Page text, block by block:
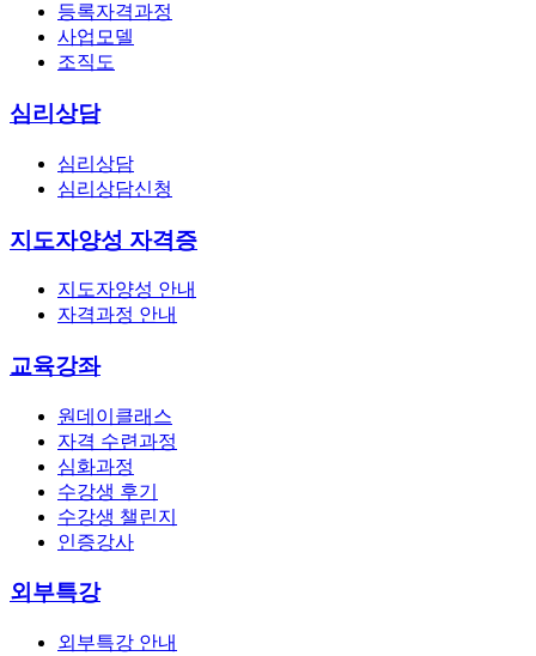
등록자격과정
사업모델
조직도
심리상담
심리상담
심리상담신청
지도자양성 자격증
지도자양성 안내
자격과정 안내
교육강좌
원데이클래스
자격 수련과정
심화과정
수강생 후기
수강생 챌린지
인증강사
외부특강
외부특강 안내